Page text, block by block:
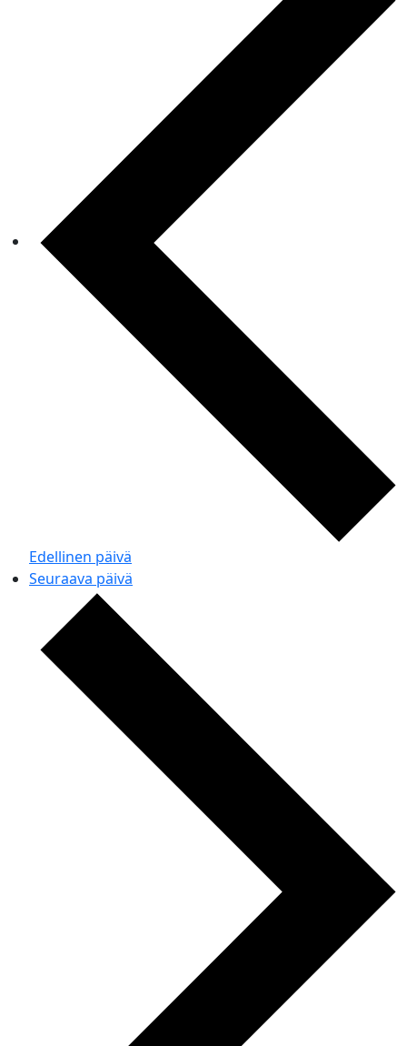
Edellinen päivä
Seuraava päivä